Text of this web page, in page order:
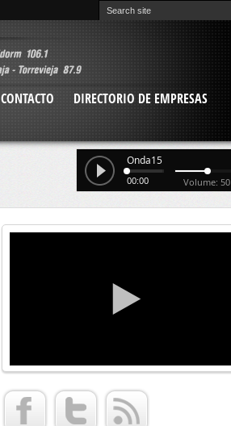
CONTACTO
DIRECTORIO DE EMPRESAS
Onda15
00:00 Volume: 50